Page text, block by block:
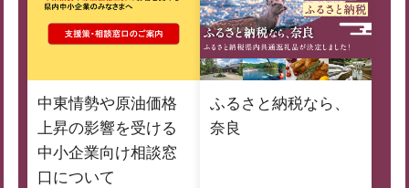
中東情勢や原油価格
上昇の影響を受ける
中小企業向け相談窓
口について
ふるさと納税なら、
奈良